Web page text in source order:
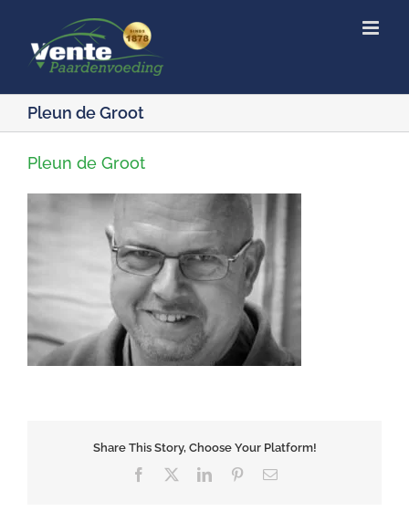
inhoud
Pleun de Groot
Pleun de Groot
Share This Story, Choose Your Platform!
Facebook LinkedInPinterest
E-